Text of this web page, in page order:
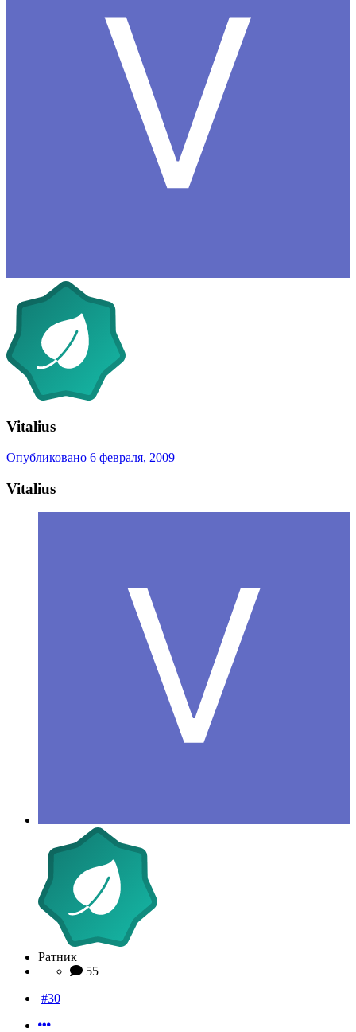
Vitalius
Опубликовано 6 февраля, 2009
Vitalius
Ратник
55
#30